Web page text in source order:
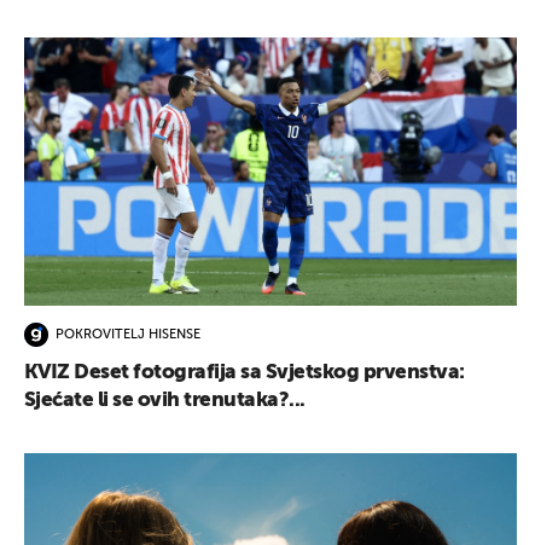
POKROVITELJ HISENSE
KVIZ Deset fotografija sa Svjetskog prvenstva:
Sjećate li se ovih trenutaka?...